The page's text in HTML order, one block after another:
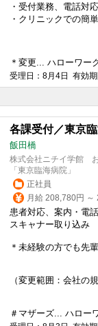
・ 受付業務、電話対
・クリニックでの簡
＊変更... ハローワー
受理日：8月4日 有効
各課受付／東京
飯田橋
株式会社ニチイ学館
「東京臨海病院」
正社員
月給 208,780円 ～
患者対応、案内・電
スキャナー取り込み
＊未経験の方でも先
（変更範囲：会社の
＃マザーズ... ハロー